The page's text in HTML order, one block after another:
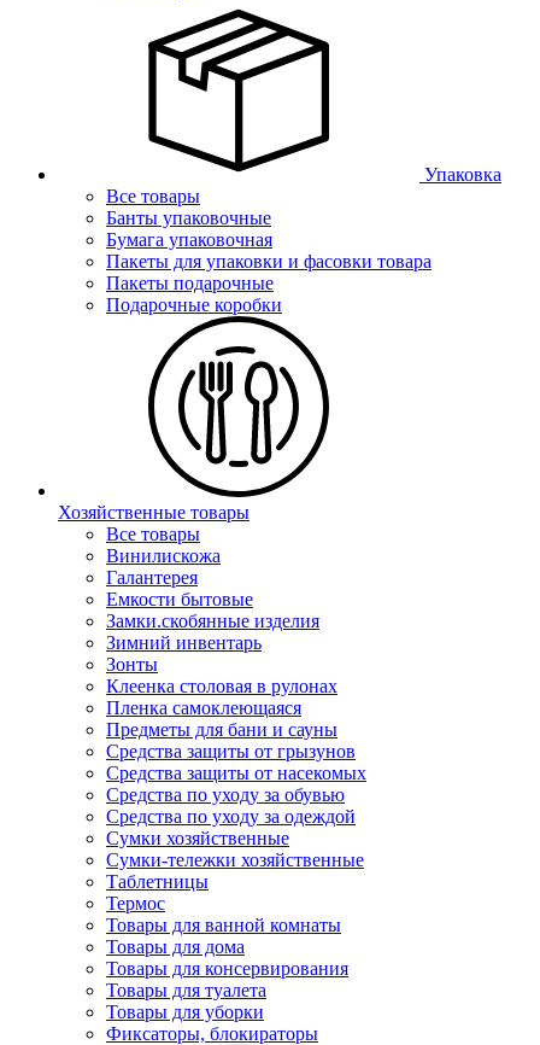
Упаковка
Все товары
Банты упаковочные
Бумага упаковочная
Пакеты для упаковки и фасовки товара
Пакеты подарочные
Подарочные коробки
Хозяйственные товары
Все товары
Винилискожа
Галантерея
Емкости бытовые
Замки.скобянные изделия
Зимний инвентарь
Зонты
Клеенка столовая в рулонах
Пленка самоклеющаяся
Предметы для бани и сауны
Средства защиты от грызунов
Средства защиты от насекомых
Средства по уходу за обувью
Средства по уходу за одеждой
Сумки хозяйственные
Сумки-тележки хозяйственные
Таблетницы
Термос
Товары для ванной комнаты
Товары для дома
Товары для консервирования
Товары для туалета
Товары для уборки
Фиксаторы, блокираторы